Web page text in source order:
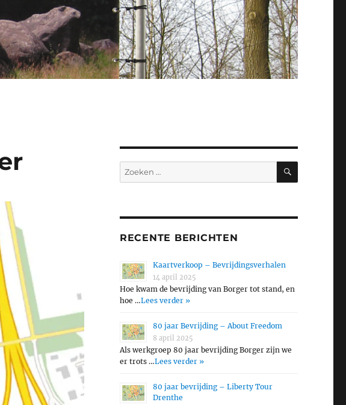
Zoeken
naar:
ZOEKEN
RECENTE BERICHTEN
Kaartverkoop – Bevrijdingsverhalen
14 april 2025
Hoe kwam de bevrijding van Borger tot stand, en
hoe …Lees verder »
80 jaar Bevrijding – About Freedom
8 april 2025
Als werkgroep 80 jaar bevrijding Borger zijn we
er trots …Lees verder »
80 jaar bevrijding – Liberty Tour
Drenthe